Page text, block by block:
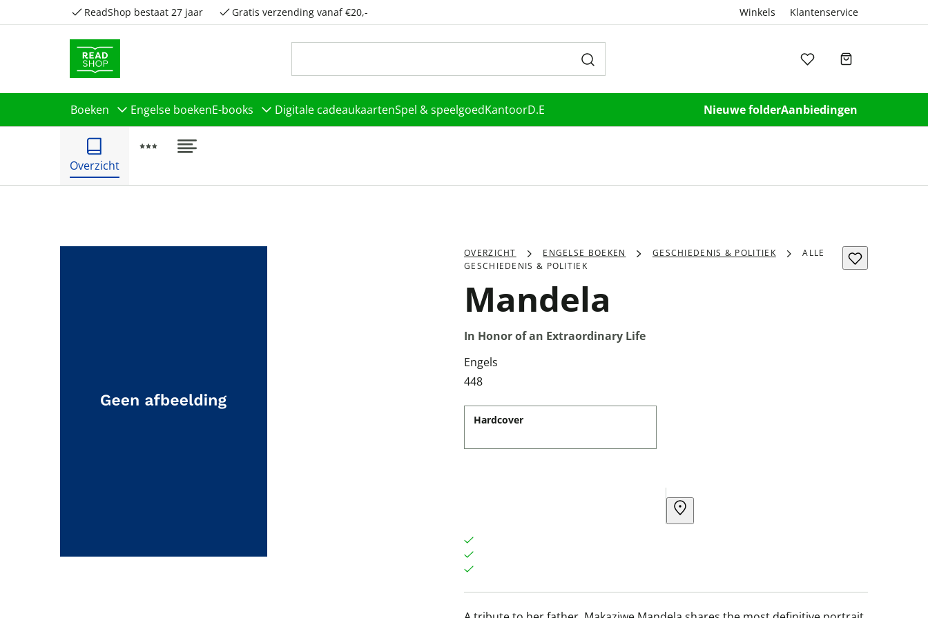
ReadShop bestaat 27 jaar Gratis verzending vanaf €20,- Winkels Klantenservice
Boeken Engelse boekenE-books Digitale cadeaukaartenSpel & speelgoedKantoorD.E Nieuwe folderAanbiedingen
Overzicht
OVERZICHT ENGELSE BOEKEN GESCHIEDENIS & POLITIEK
ALLE
GESCHIEDENIS & POLITIEK
Mandela
In Honor of an Extraordinary Life
Engels
448
Hardcover